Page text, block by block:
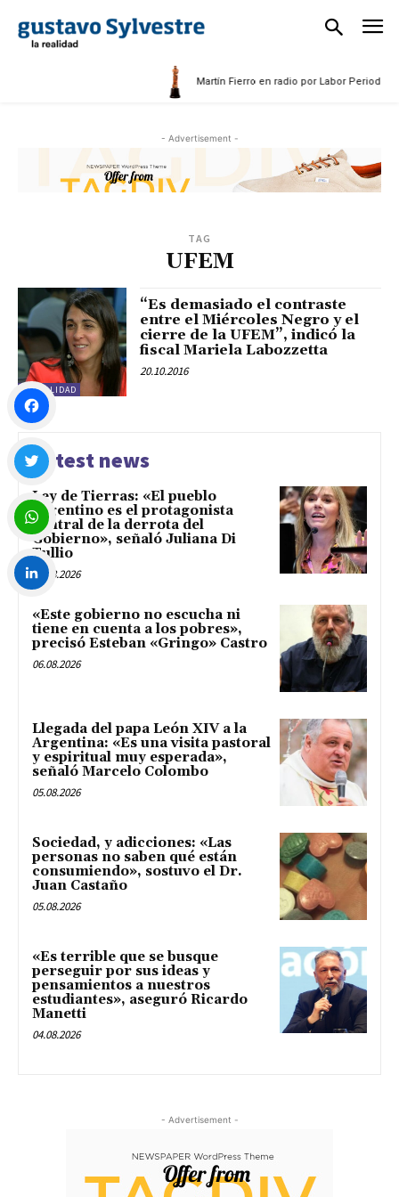
Martín Fierro en radio por Labor
- Advertisement -
TAG
UFEM
ACTUALIDAD
“Es demasiado el contraste
entre el Miércoles Negro y el
cierre de la UFEM”, indicó la
fiscal Mariela Labozzetta
20.10.2016
Latest news
Ley de Tierras: «El pueblo
argentino es el protagonista
central de la derrota del
Gobierno», señaló Juliana Di
Tullio
06.08.2026
«Este gobierno no escucha ni
tiene en cuenta a los pobres»,
precisó Esteban «Gringo» Castro
06.08.2026
Llegada del papa León XIV a la
Argentina: «Es una visita pastoral
y espiritual muy esperada»,
señaló Marcelo Colombo
05.08.2026
Sociedad, y adicciones: «Las
personas no saben qué están
consumiendo», sostuvo el Dr.
Juan Castaño
05.08.2026
«Es terrible que se busque
perseguir por sus ideas y
pensamientos a nuestros
estudiantes», aseguró Ricardo
Manetti
04.08.2026
- Advertisement -
Facebook
Twitter
WhatsApp
LinkedIn